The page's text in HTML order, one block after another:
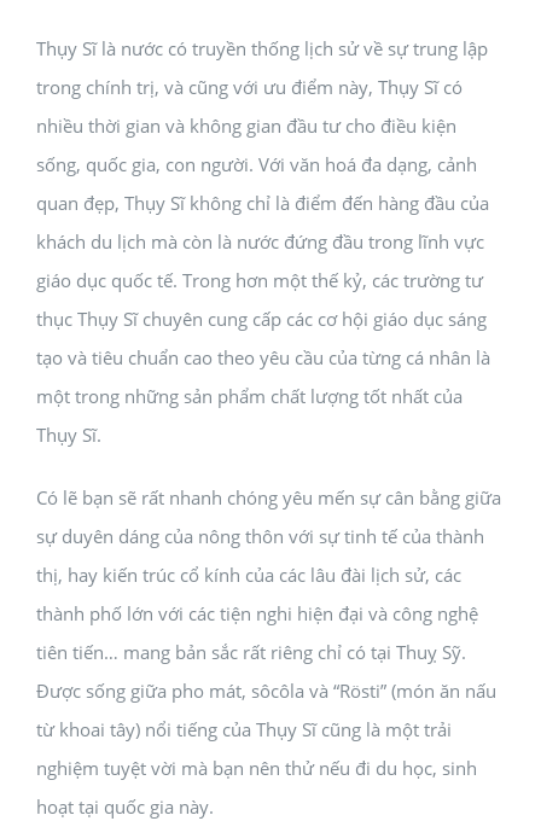
Thụy Sĩ là nước có truyền thống lịch sử về sự trung lập
trong chính trị, và cũng với ưu điểm này, Thụy Sĩ có
nhiều thời gian và không gian đầu tư cho điều kiện
sống, quốc gia, con người. Với văn hoá đa dạng, cảnh
quan đẹp, Thụy Sĩ không chỉ là điểm đến hàng đầu của
khách du lịch mà còn là nước đứng đầu trong lĩnh vực
giáo dục quốc tế. Trong hơn một thế kỷ, các trường tư
thục Thụy Sĩ chuyên cung cấp các cơ hội giáo dục sáng
tạo và tiêu chuẩn cao theo yêu cầu của từng cá nhân là
một trong những sản phẩm chất lượng tốt nhất của
Thụy Sĩ.
Có lẽ bạn sẽ rất nhanh chóng yêu mến sự cân bằng giữa
sự duyên dáng của nông thôn với sự tinh tế của thành
thị, hay kiến trúc cổ kính của các lâu đài lịch sử, các
thành phố lớn với các tiện nghi hiện đại và công nghệ
tiên tiến… mang bản sắc rất riêng chỉ có tại Thuỵ Sỹ.
Được sống giữa pho mát, sôcôla và “Rösti” (món ăn nấu
từ khoai tây) nổi tiếng của Thụy Sĩ cũng là một trải
nghiệm tuyệt vời mà bạn nên thử nếu đi du học, sinh
hoạt tại quốc gia này.